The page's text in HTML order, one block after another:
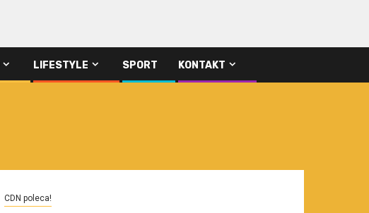
LIFESTYLE SPORT KONTAKT
CDN poleca!